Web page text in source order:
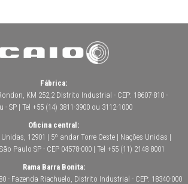
Fábrica:
KM 252,2 Distrito Industrial - CEP: 18607-810 -
- SP | Tel +55 (14) 3811-3900 ou 3112-1000
Oficina central:
12901 | 5º andar Torre Oeste | Nações Unidas |
Paulo SP - CEP 04578-000 | Tel +55 (11) 2148 8001
Rama Barra Bonita:
- Fazenda Riachuelo, Distrito Industrial - CEP: 18340-000